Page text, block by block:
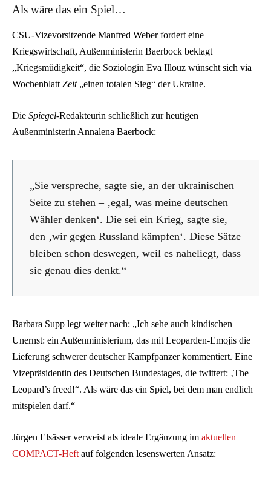
Als wäre das ein Spiel…
CSU-Vizevorsitzende Manfred Weber fordert eine
Kriegswirtschaft, Außenministerin Baerbock beklagt
„Kriegsmüdigkeit“, die Soziologin Eva Illouz wünscht sich via
Wochenblatt Zeit„einen totalen Sieg“ der Ukraine.
Die Spiegel-Redakteurin schließlich zur heutigen
Außenministerin Annalena Baerbock:
„Sie verspreche, sagte sie, an der ukrainischen
Seite zu stehen – ‚egal, was meine deutschen
Wähler denken‘. Die sei ein Krieg, sagte sie,
den ‚wir gegen Russland kämpfen‘. Diese Sätze
bleiben schon deswegen, weil es naheliegt, dass
sie genau dies denkt.“
Barbara Supp legt weiter nach: „Ich sehe auch kindischen
Unernst: ein Außenministerium, das mit Leoparden-Emojis die
Lieferung schwerer deutscher Kampfpanzer kommentiert. Eine
Vizepräsidentin des Deutschen Bundestages, die twittert: ‚The
Leopard’s freed!“. Als wäre das ein Spiel, bei dem man endlich
mitspielen darf.“
Jürgen Elsässer verweist als ideale Ergänzung im aktuellen
COMPACT-Heft auf folgenden lesenswerten Ansatz: